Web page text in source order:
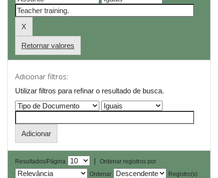
Retornar valores
Adicionar filtros:
Utilizar filtros para refinar o resultado de busca.
Resultados/Página |
Ordenar registros por
Ordenar
Registro(s)